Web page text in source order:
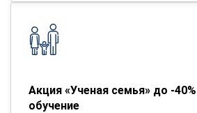
Акция «Ученая семья» до -
обучение